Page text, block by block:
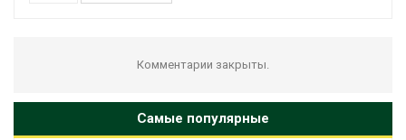
Комментарии закрыты.
Самые популярные